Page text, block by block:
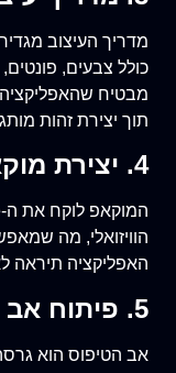
מדריך העיצוב
כולל צבעים, פונטים,
מבטיח
תוך יצירת זהות
4. יצירת מוקאפ (Mockup)
הוויזואלי, מה
האפליקציה תיראה
5. פיתוח אב טיפוס (Prototype)
אב הטיפוס הוא